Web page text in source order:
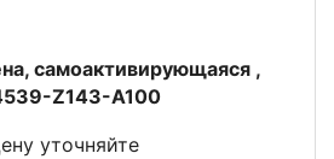
самоактивирующаяся ,
Z143-A100
уточняйте